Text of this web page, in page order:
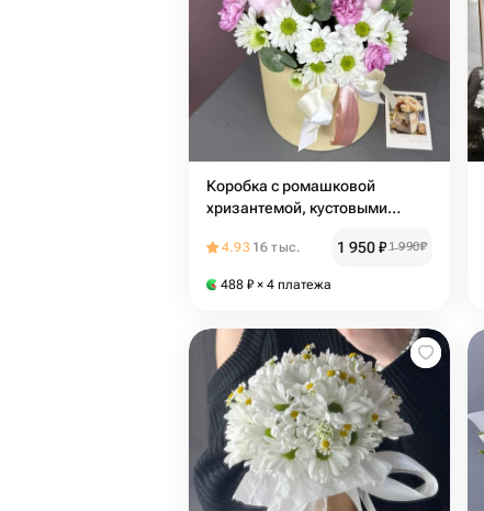
Коробка с ромашковой
хризантемой, кустовыми
4.93 16 тыс. 1 950₽1 990₽
488 ₽ × 4 платежа